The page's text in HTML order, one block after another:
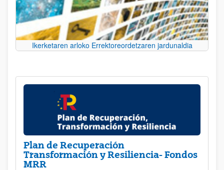
Ikerketaren arloko Errektoreordetzaren jardunaldia
Plan de Recuperación
Transformación y Resiliencia- Fondos
MRR